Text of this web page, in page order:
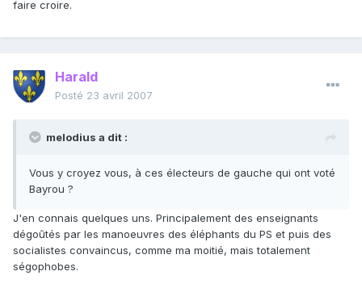
faire croire.
Harald
Posté 23 avril 2007
melodius a dit :
Vous y croyez vous, à ces électeurs de gauche qui ont voté
Bayrou ?
J'en connais quelques uns. Principalement des enseignants
dégoûtés par les manoeuvres des éléphants du PS et puis des
socialistes convaincus, comme ma moitié, mais totalement
ségophobes.